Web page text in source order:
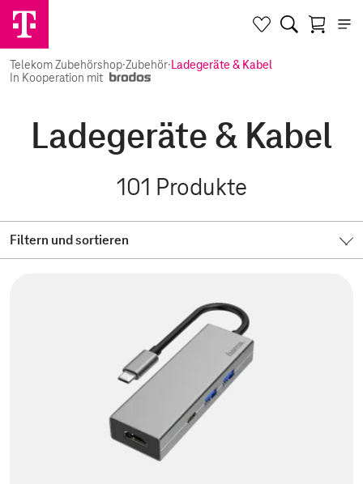
Telekom Zubehörshop·Zubehör·Ladegeräte & Kabel
In Kooperation mit
Ladegeräte & Kabel
101 Produkte
Filtern und sortieren